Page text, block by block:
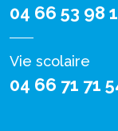
04 66 53 98
Vie scolaire
04 66 71 71